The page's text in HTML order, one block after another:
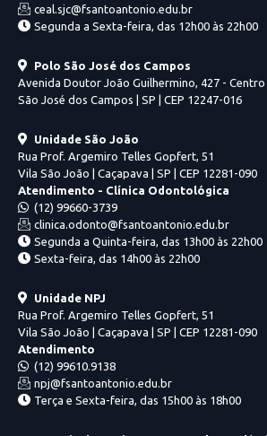
ceal.sjc@fsantoantonio.edu.br
Segunda a Sexta-feira, das 12h00 às 22h00
Polo São José dos Campos
Avenida Doutor João Guilhermino, 427 - Centro
São José dos Campos | SP | CEP 12247-016
Unidade São João
Rua Prof. Argemiro Telles Gopfert, 51
Vila São João | Caçapava | SP | CEP 12281-090
Atendimento - Clínica Odontológica
(12) 99660-3739
clinica.odonto@fsantoantonio.edu.br
Segunda a Quinta-feira, das 13h00 às 22h00
Sexta-feira, das 14h00 às 22h00
Unidade NPJ
Rua Prof. Argemiro Telles Gopfert, 51
Vila São João | Caçapava | SP | CEP 12281-090
Atendimento
(12) 99610.9138
npj@fsantoantonio.edu.br
Terça e Sexta-feira, das 15h00 às 18h00